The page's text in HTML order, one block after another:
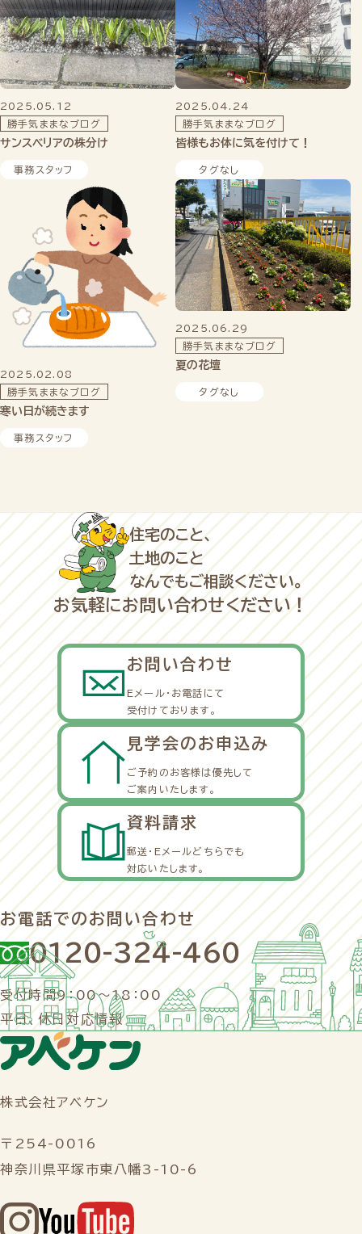
2025.05.12
勝手気ままなブログ
サンスベリアの株分け
事務スタッフ
2025.04.24
勝手気ままなブログ
皆様もお体に気を付けて！
タグなし
2025.02.08
勝手気ままなブログ
寒い日が続きます
事務スタッフ
2025.06.29
勝手気ままなブログ
夏の花壇
タグなし
お気軽にお問い合わせください！
住宅のこと、
土地のこと
なんでもご相談ください。
お問い合わせ
Eメール・お電話にて
受付けております。
見学会のお申込み
ご予約のお客様は優先して
ご案内いたします。
資料請求
郵送・Eメールどちらでも
対応いたします。
お電話でのお問い合わせ
0120-324-460
受付時間9：00～18：00
平日、休日対応情報
株式会社アベケン
〒254-0016
神奈川県平塚市東八幡3-10-6